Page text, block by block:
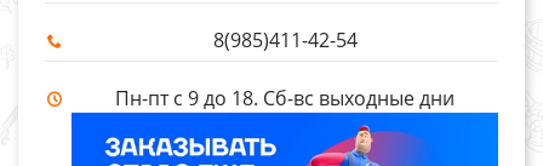
8(985)411-42-54
Пн-пт с 9 до 18. Сб-вс выходные дни